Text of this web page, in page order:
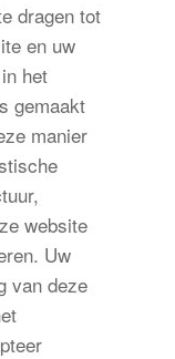
dragen tot
en uw
het
gemaakt
manier
website
Uw
van deze